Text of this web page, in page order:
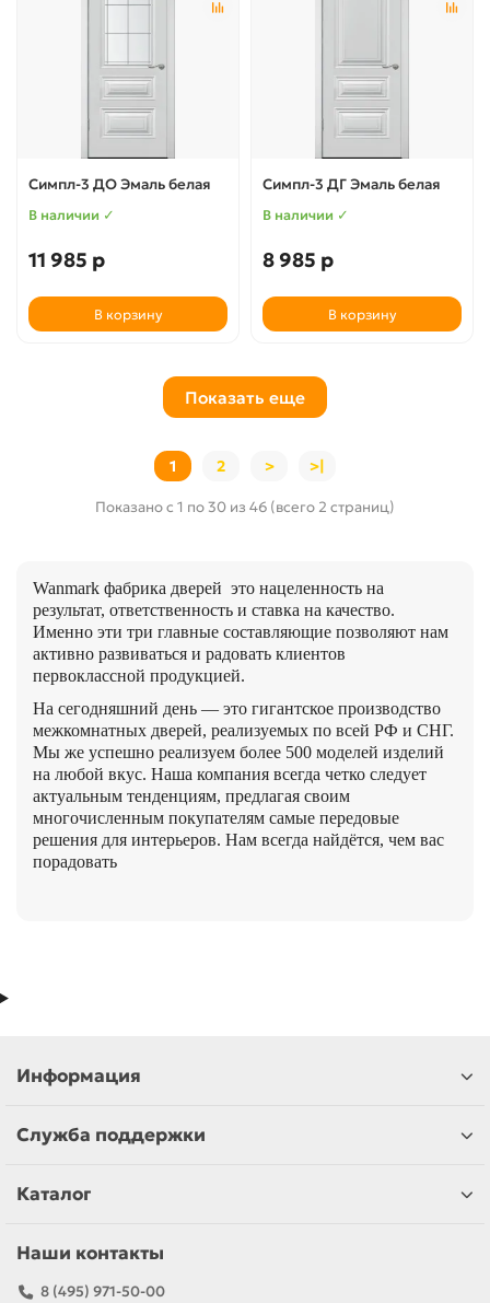
Симпл-3 ДО Эмаль белая
В наличии ✓
11 985 р
В корзину
Симпл-3 ДГ Эмаль белая
В наличии ✓
8 985 р
В корзину
Показать еще
1 2 > >|
Показано с 1 по 30 из 46 (всего 2 страниц)
Wanmark фабрика дверей это нацеленность на
результат, ответственность и ставка на качество.
Именно эти три главные составляющие позволяют нам
активно развиваться и радовать клиентов
первоклассной продукцией.
На сегодняшний день — это гигантское производство
межкомнатных дверей, реализуемых по всей РФ и СНГ.
Мы же успешно реализуем более 500 моделей изделий
на любой вкус. Наша компания всегда четко следует
актуальным тенденциям, предлагая своим
многочисленным покупателям самые передовые
решения для интерьеров. Нам всегда найдётся, чем вас
порадовать
Информация
Служба поддержки
Каталог
Наши контакты
8 (495) 971-50-00